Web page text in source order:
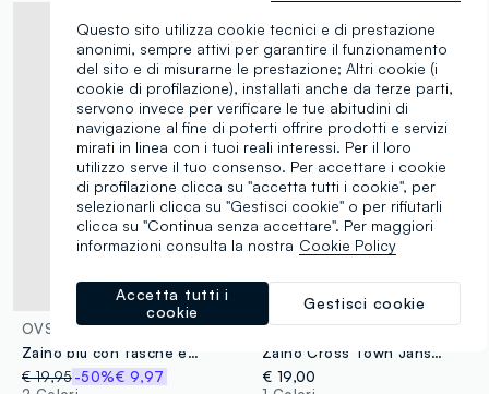
OVS
Zaino blu con tasche extra
€ 19,95-50%€ 9,97
JANSPORT
Zaino Cross Town Jansport
€ 19,00
Questo sito utilizza cookie tecnici e di prestazione
anonimi, sempre attivi per garantire il funzionamento
del sito e di misurarne le prestazione; Altri cookie (i
cookie di profilazione), installati anche da terze parti,
servono invece per verificare le tue abitudini di
navigazione al fine di poterti offrire prodotti e servizi
mirati in linea con i tuoi reali interessi. Per il loro
utilizzo serve il tuo consenso. Per accettare i cookie
di profilazione clicca su "accetta tutti i cookie", per
selezionarli clicca su "Gestisci cookie" o per rifiutarli
clicca su "Continua senza accettare". Per maggiori
informazioni consulta la nostra Cookie Policy
Gestisci cookie
Accetta tutti i
cookie